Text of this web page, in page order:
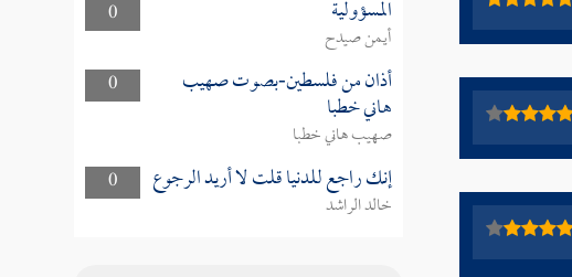
0
المسؤولية
أيمن صيدح
0
أذان من فلسطين-بصوت صهيب
هاني خطبا
صهيب هاني خطبا
0
إنك راجع للدنيا قلت لا أريد الرجوع
خالد الراشد